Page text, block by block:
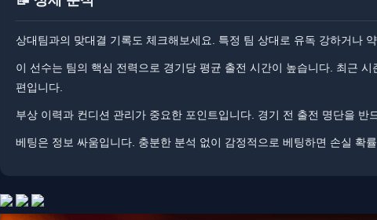
상대팀과의 맞대결 기록도 체크해보세요. ​​특정 팀 상대로 유독 강하거나
이 선수는 팀의 핵심 전력으로 경기당 평균 출전 시간이 높습니다. ​​최근
편입니다.
부상 이력과 컨디션 관리가 중요한 포인트입니다. ​​경기 전 출전 명단을 반
베팅은 정보 싸움입니다. ​​충분한 분석 없이 감정적으로 베팅하면 손실 확